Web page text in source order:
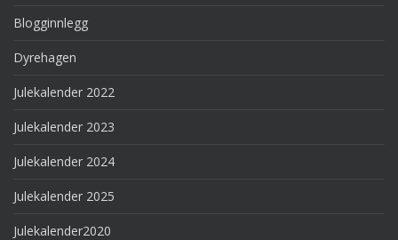
Blogginnlegg
Dyrehagen
Julekalender 2022
Julekalender 2023
Julekalender 2024
Julekalender 2025
Julekalender2020